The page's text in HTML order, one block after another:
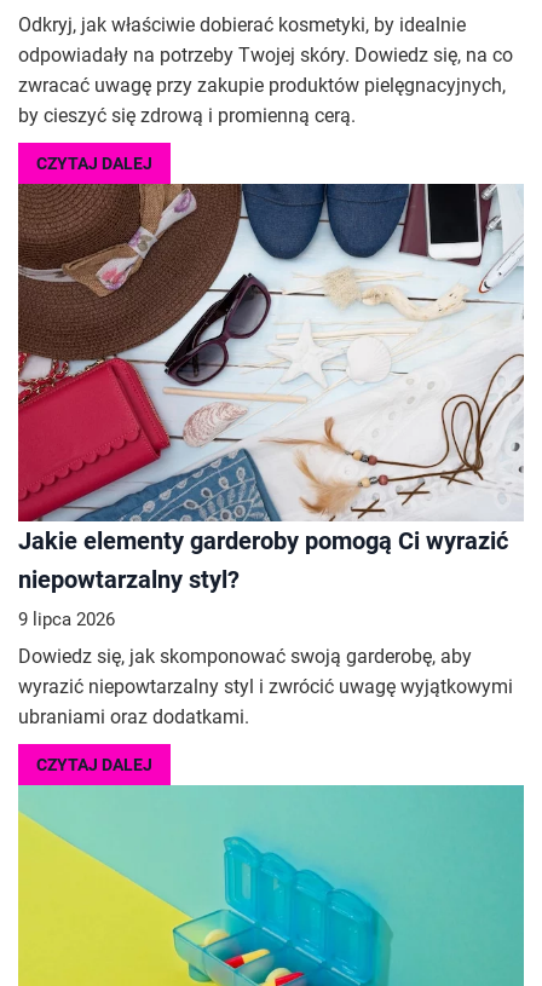
Odkryj, jak właściwie dobierać kosmetyki, by idealnie
odpowiadały na potrzeby Twojej skóry. Dowiedz się, na co
zwracać uwagę przy zakupie produktów pielęgnacyjnych,
by cieszyć się zdrową i promienną cerą.
CZYTAJ DALEJ
Jakie elementy garderoby pomogą Ci wyrazić
niepowtarzalny styl?
9 lipca 2026
Dowiedz się, jak skomponować swoją garderobę, aby
wyrazić niepowtarzalny styl i zwrócić uwagę wyjątkowymi
ubraniami oraz dodatkami.
CZYTAJ DALEJ